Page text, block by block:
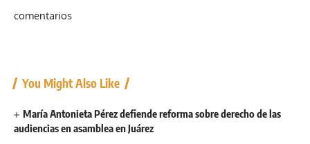
comentarios
You Might Also Like
María Antonieta Pérez defiende reforma sobre derecho de las
audiencias en asamblea en Juárez